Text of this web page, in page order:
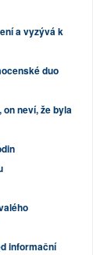
a vyzývá k
duo
neví, že byla
informační